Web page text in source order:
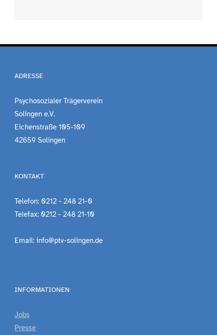
ADRESSE
Psychosozialer Trägerverein
Solingen e.V.
Eichenstraße 105-109
42659 Solingen
KONTAKT
Telefon: 0212 - 248 21-0
Telefax: 0212 - 248 21-10
Email: info@ptv-solingen.de
INFORMATIONEN
Jobs
Presse